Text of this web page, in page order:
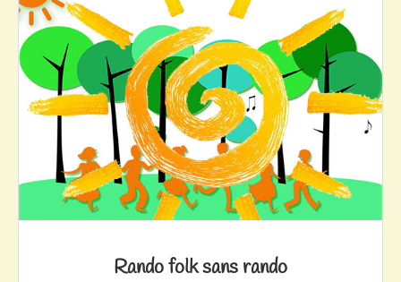
Rando folk sans rando